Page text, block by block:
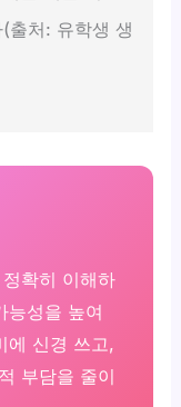
출처: 유학생 생
확히 이해하
능성을 높여
에 신경 쓰고,
부담을 줄이